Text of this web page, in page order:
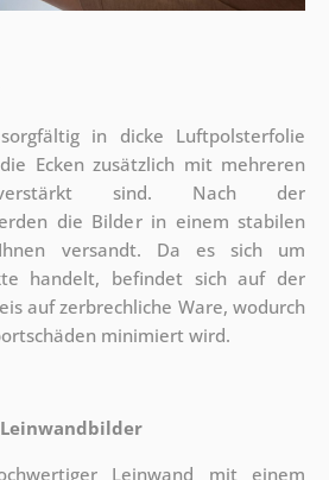
in dicke Luftpolsterfolie
Ecken zusätzlich mit mehreren
sind. Nach der
die Bilder in einem stabilen
versandt. Da es sich um
handelt, befindet sich auf der
auf zerbrechliche Ware, wodurch
minimiert wird.
Leinwand mit einem